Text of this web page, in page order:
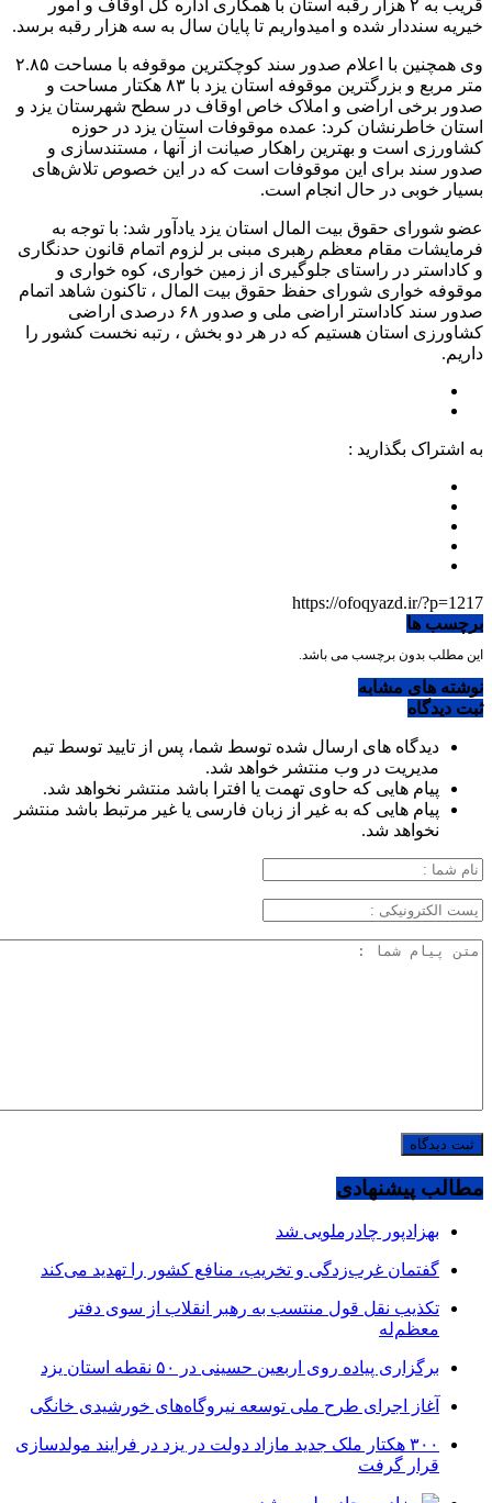
قریب به ۲ هزار رقبه استان با همکاری اداره کل اوقاف و امور
خیریه سنددار شده و امیدواریم تا پایان سال به سه هزار رقبه برسد.
وی همچنین با اعلام صدور سند کوچکترین موقوفه با مساحت ۲.۸۵
متر مربع و بزرگترین موقوفه استان یزد با ۸۳ هکتار مساحت و
صدور برخی اراضی و املاک خاص اوقاف در سطح شهرستان یزد و
استان خاطرنشان کرد: عمده موقوفات استان یزد در حوزه
کشاورزی است و بهترین راهکار صیانت از آنها ، مستندسازی و
صدور سند برای این موقوفات است که در این خصوص تلاش‌های
بسیار خوبی در حال انجام است.
عضو شورای حقوق بیت المال استان یزد یادآور شد: با توجه به
فرمایشات مقام معظم رهبری مبنی بر لزوم اتمام قانون حدنگاری
و کاداستر در راستای جلوگیری از زمین خواری، کوه خواری و
موقوفه خواری شورای حفظ حقوق بیت المال ، تاکنون شاهد اتمام
صدور سند کاداستر اراضی ملی و صدور ۶۸ درصدی اراضی
کشاورزی استان هستیم که در هر دو بخش ، رتبه نخست کشور را
داریم.
به اشتراک بگذارید :
https://ofoqyazd.ir/?p=1217
برچسب ها
این مطلب بدون برچسب می باشد.
نوشته های مشابه
ثبت دیدگاه
دیدگاه های ارسال شده توسط شما، پس از تایید توسط تیم
مدیریت در وب منتشر خواهد شد.
پیام هایی که حاوی تهمت یا افترا باشد منتشر نخواهد شد.
پیام هایی که به غیر از زبان فارسی یا غیر مرتبط باشد منتشر
نخواهد شد.
مطالب پیشنهادی
بهزادپور چادرملویی شد
گفتمان غرب‌زدگی و تخریب، منافع کشور را تهدید می‌کند
تکذیب نقل قول منتسب به رهبر انقلاب از سوی دفتر
معظم‌له
برگزاری پیاده روی اربعین حسینی در ۵۰ نقطه استان یزد
آغاز اجرای طرح ملی توسعه نیروگاه‌های خورشیدی خانگی
۳۰۰ هکتار ملک جدید مازاد دولت در یزد در فرایند مولدسازی
قرار گرفت